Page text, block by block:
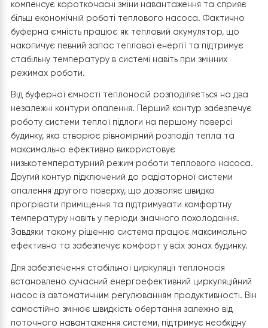
забезпечує зручний доступ для сервісного
обслуговування та спрощує подальшу експлуатацію
обладнання.
Гідромодуль змонтовано на капітальній стіні із
дотриманням рекомендацій виробника щодо
відстаней. Навколо обладнання залишено достатньо
вільного простору для проведення профілактичних
технічного обслуговування та безпечного доступу до
сервісних вузлів. Для зниження рівня шуму та передачі
вібрацій на конструкції будинку використано
антивібраційні елементи кріплення, що забезпечують
та комфортну роботу системи навіть під час
максимальних навантажень.
До внутрішнього блоку підведено фреонову
яка проходить через стіну від зовнішнього блока.
Трубопроводи виконані з високоякісної мідної труби
вкриті професійною теплоізоляцією, що запобігає
тепловим втратам, утворенню конденсату та
систему від впливу зовнішнього середовища. Після
монтажу холодильний контур пройшов вакуумування,